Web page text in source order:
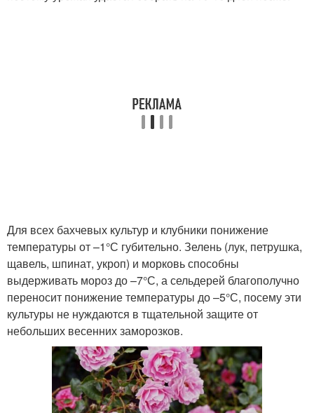
Для всех бахчевых культур и клубники понижение
температуры от –1°С губительно. Зелень (лук, петрушка,
щавель, шпинат, укроп) и морковь способны
выдерживать мороз до –7°С, а сельдерей благополучно
переносит понижение температуры до –5°С, посему эти
культуры не нуждаются в тщательной защите от
небольших весенних заморозков.